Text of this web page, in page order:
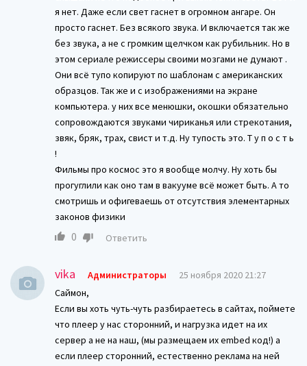
я нет. Даже если свет гаснет в огромном ангаре. Он
просто гаснет. Без всякого звука. И включается так же
без звука, а не с громким щелчком как рубильник. Но в
этом сериале режиссеры своими мозгами не думают .
Они всё тупо копируют по шаблонам с американских
образцов. Так же и с изображениями на экране
компьютера. у них все менюшки, окошки обязательно
сопровождаются звуками чириканья или стрекотания,
звяк, бряк, трах, свист и т.д. Ну тупость это. Т у п о с т ь
!
Фильмы про космос это я вообще молчу. Ну хоть бы
прогуглили как оно там в вакууме всё может быть. А то
смотришь и офигеваешь от отсутствия элементарных
законов физики
0 Ответить
vika Администраторы
25 ноября 2020 21:27
Саймон,
Если вы хоть чуть-чуть разбираетесь в сайтах, поймете
что плеер у нас сторонний, и нагрузка идет на их
сервер а не на наш, (мы размещаем их embed код!) а
если плеер сторонний, естественно реклама на ней